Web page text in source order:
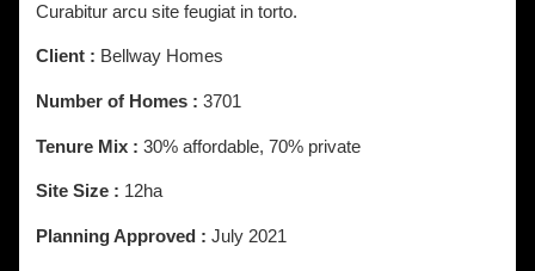
Curabitur arcu site feugiat in torto.
Client : Bellway Homes
Number of Homes :3701
Tenure Mix :30% affordable, 70% private
Site Size : 12ha
Planning Approved :July 2021